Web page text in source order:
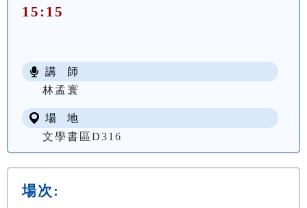
15:15
講 師
林孟寰
場 地
文學書區D316
場次: